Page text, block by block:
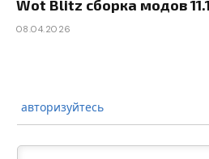
Wot Blitz сборка модов
08.04.2026
авторизуйтесь